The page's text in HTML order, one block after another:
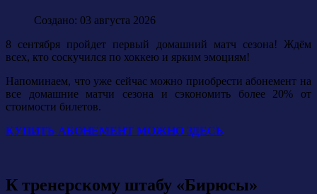
Создано: 03 августа 2026
8 сентября пройдет первый домашний матч сезона! Ждём
всех, кто соскучился по хоккею и ярким эмоциям!
Напоминаем, что уже сейчас можно приобрести абонемент на
все домашние матчи сезона и сэкономить более 20% от
стоимости билетов.
КУПИТЬ АБОНЕМЕНТ МОЖНО ЗДЕСЬ
К тренерскому штабу «Бирюсы»